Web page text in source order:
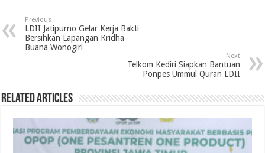
Previous
LDII Jatipurno Gelar Kerja Bakti
Bersihkan Lapangan Kridha
Buana Wonogiri
Next
Telkom Kediri Siapkan Bantuan
Ponpes Ummul Quran LDII
Related Articles